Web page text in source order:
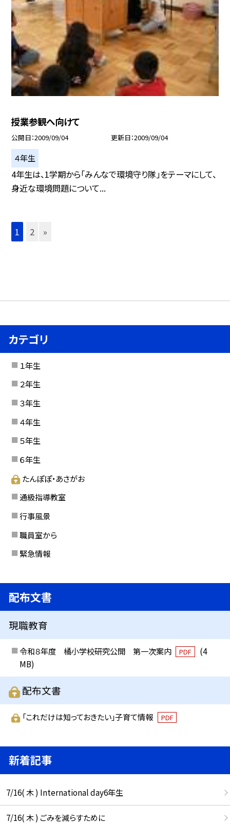
授業参観へ向けて
公開日 2009/09/04 更新日 2009/09/04
４年生
4年生は、1学期から「みんなで環境守り隊」をテーマにして、
身近な環境問題について...
1 2 »
カテゴリ
１年生
２年生
３年生
４年生
５年生
６年生
たんぽぽ・あさがお
通級指導教室
行事風景
職員室から
緊急情報
配布文書
現職教育
令和８年度 橘小学校研究公開 第一次案内 PDF
(4
MB)
配布文書
「これだけは知っておきたい」子育て情報 PDF
新着記事
7/16( 木 ) International day6年生
7/16( 木 ) ごみを減らすために